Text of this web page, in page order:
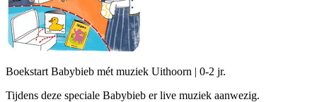
Boekstart Babybieb mét muziek Uithoorn | 0-2 jr.
Tijdens deze speciale Babybieb er live muziek aanwezig.